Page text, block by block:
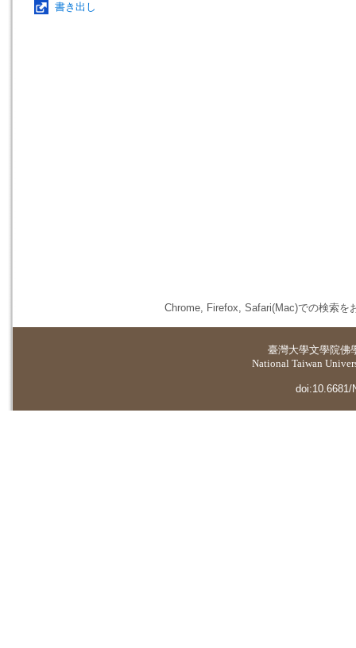
書き出し
Chrome, Firefox, Safari(Mac)での検索を
臺灣大學文學院佛
National Taiwan
doi:10.6681/